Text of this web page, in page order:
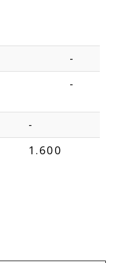
-
-
-
1.600